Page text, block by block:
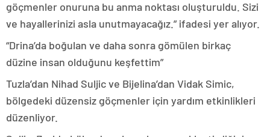
göçmenler onuruna bu anma noktası oluşturuldu. Sizi
ve hayallerinizi asla unutmayacağız.” ifadesi yer alıyor.
“Drina’da boğulan ve daha sonra gömülen birkaç
düzine insan olduğunu keşfettim”
Tuzla’dan Nihad Suljic ve Bijelina’dan Vidak Simic,
bölgedeki düzensiz göçmenler için yardım etkinlikleri
düzenliyor.